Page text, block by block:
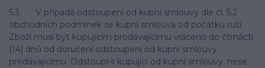
5.3. V případě odstoupení od kupní smlouvy dle čl. 5.2
obchodních podmínek se kupní smlouva od počátku ruší.
Zboží musí být kupujícím prodávajícímu vráceno do čtrnácti
(14) dnů od doručení odstoupení od kupní smlouvy
prodávajícímu. Odstoupí-li kupující od kupní smlouvy, nese